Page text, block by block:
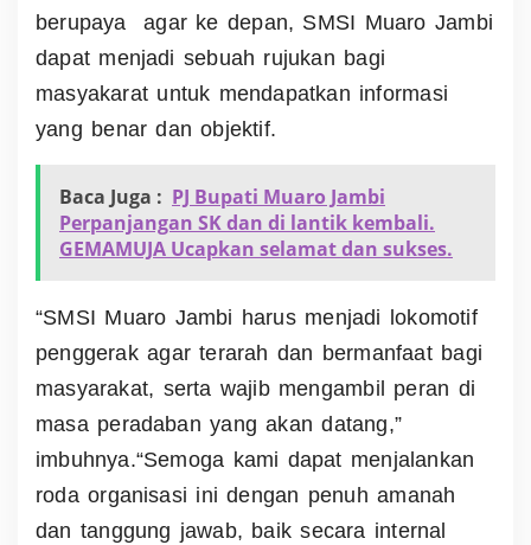
berupaya agar ke depan, SMSI Muaro Jambi
dapat menjadi sebuah rujukan bagi
masyakarat untuk mendapatkan informasi
yang benar dan objektif.
Baca Juga : PJ Bupati Muaro Jambi
Perpanjangan SK dan di lantik kembali.
GEMAMUJA Ucapkan selamat dan sukses.
“SMSI Muaro Jambi harus menjadi lokomotif
penggerak agar terarah dan bermanfaat bagi
masyarakat, serta wajib mengambil peran di
masa peradaban yang akan datang,”
imbuhnya.“Semoga kami dapat menjalankan
roda organisasi ini dengan penuh amanah
dan tanggung jawab, baik secara internal